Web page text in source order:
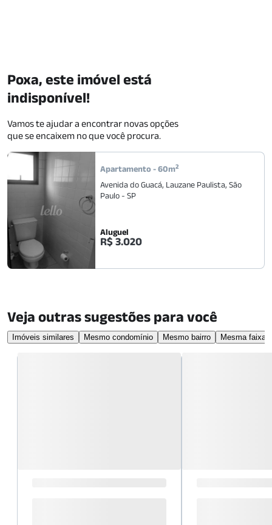
Apartamento -60m2
Avenida do Guacá, Lauzane Paulista, São
Paulo - SP
Aluguel
R$ 3.020
Poxa, este imóvel está
indisponível!
Vamos te ajudar a encontrar novas opções
que se encaixem no que você procura.
Veja outras sugestões para você
Imóveis similares Mesmo condomínio Mesmo bairro Mesma faixa